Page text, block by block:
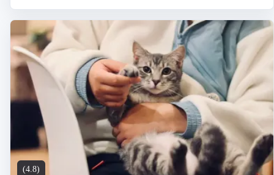
(4.8)